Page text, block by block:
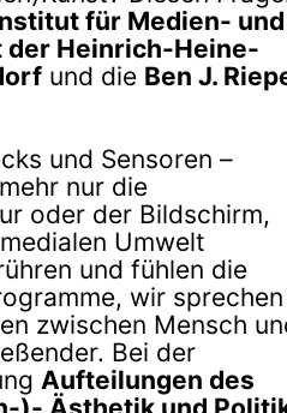
für Medien- und
Heinrich-Heine-
und die Ben J.
und Sensoren –
nur die
oder der Bildschirm,
Umwelt
und fühlen die
wir sprechen
zwischen Mensch
Bei der
Aufteilungen des